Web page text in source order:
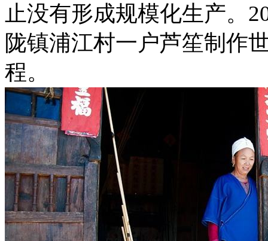
止没有形成规模化生产。
陇镇浦江村一户芦笙制作
程。